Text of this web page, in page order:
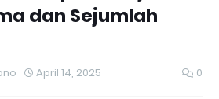
dan Sejumlah
April 14, 2025 0